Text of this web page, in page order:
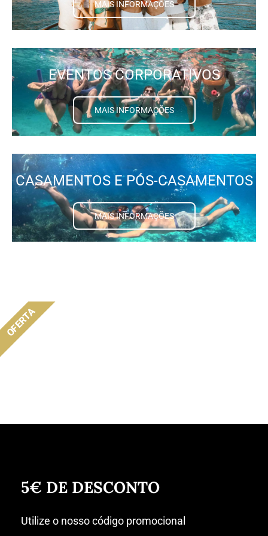
MAIS INFORMAÇÕES
EVENTOS CORPORATIVOS
MAIS INFORMAÇÕES
CASAMENTOS E PÓS-CASAMENTOS
MAIS INFORMAÇÕES
5€ DE DESCONTO
Utilize o nosso código promocional
OFERTA